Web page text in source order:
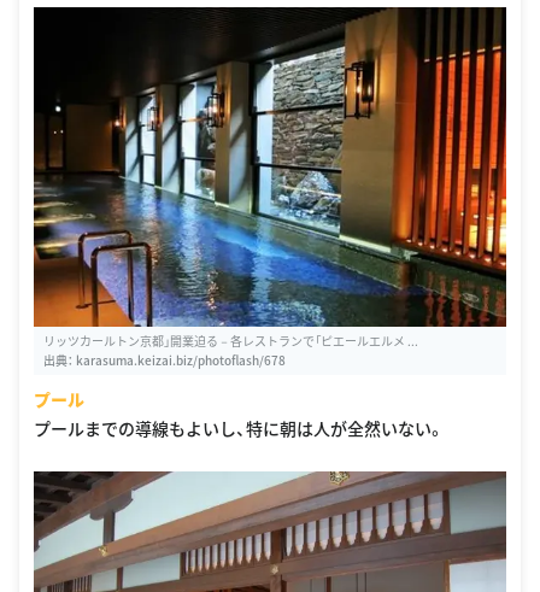
リッツカールトン京都」開業迫る－各レストランで「ピエールエルメ ...
出典： karasuma.keizai.biz/photoflash/678
プール
プールまでの導線もよいし、特に朝は人が全然いない。